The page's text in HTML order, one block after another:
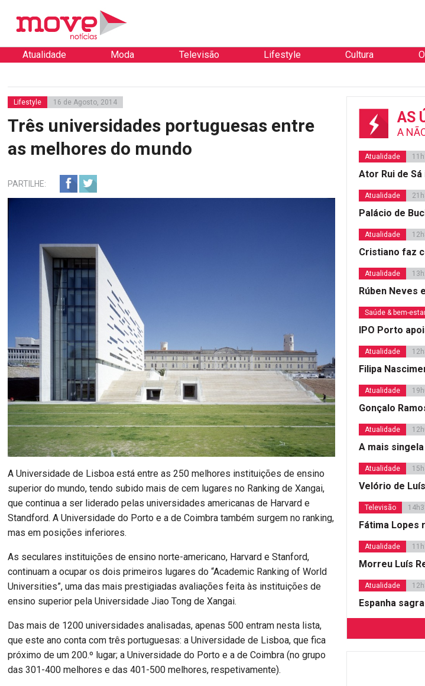
Atualidade Moda Televisão Lifestyle Cultura
Lifestyle 16 de Agosto, 2014
Três universidades portuguesas entre
as melhores do mundo
PARTILHE:
A Universidade de Lisboa está entre as 250 melhores instituições de ensino
superior do mundo, tendo subido mais de cem lugares no Ranking de Xangai,
que continua a ser liderado pelas universidades americanas de Harvard e
Standford. A Universidade do Porto e a de Coimbra também surgem no ranking,
mas em posições inferiores.
As seculares instituições de ensino norte-americano, Harvard e Stanford,
continuam a ocupar os dois primeiros lugares do “Academic Ranking of World
Universities”, uma das mais prestigiadas avaliações feita às instituições de
ensino superior pela Universidade Jiao Tong de Xangai.
Das mais de 1200 universidades analisadas, apenas 500 entram nesta lista,
que este ano conta com três portuguesas: a Universidade de Lisboa, que fica
próximo de um 200.º lugar; a Universidade do Porto e a de Coimbra (no grupo
das 301-400 melhores e das 401-500 melhores, respetivamente).
AS
A
Atualidade
Ator Rui de
Atualidade
Palácio de
Atualidade
Cristiano faz
Atualidade
Rúben Neves
Saúde & bem-
IPO Porto
Atualidade
Filipa
Atualidade
Gonçalo
Atualidade
A mais
Atualidade
Velório de
Televisão
Fátima Lopes
Atualidade
Morreu Luís
Atualidade
Espanha